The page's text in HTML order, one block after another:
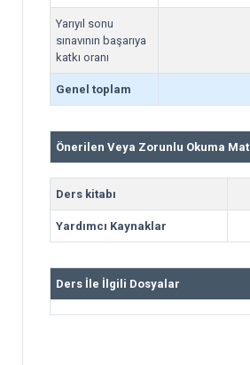
Yarıyıl sonu
sınavının başarıya
katkı oranı
Genel toplam
Önerilen Veya Zorunlu Okuma
Ders kitabı
Yardımcı Kaynaklar
Ders İle İlgili Dosyalar